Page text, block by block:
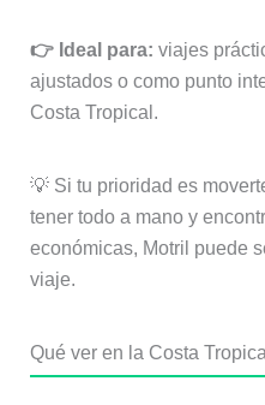
👉 Ideal para: viajes
ajustados o como punto
Costa Tropical.
💡 Si tu prioridad es
tener todo a mano y
económicas, Motril puede
viaje.
Qué ver en la Costa